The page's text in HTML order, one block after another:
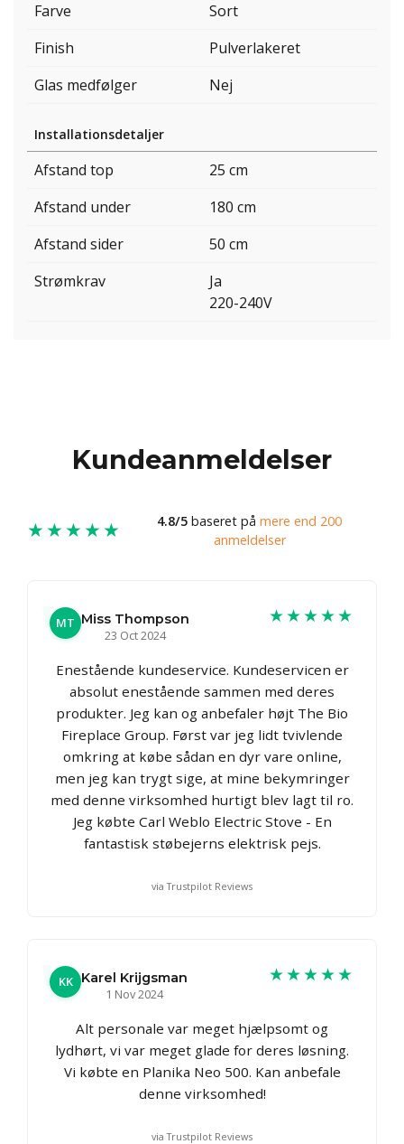
Farve
Sort
Finish
Pulverlakeret
Glas medfølger
Nej
Installationsdetaljer
Afstand top
25 cm
Afstand under
180 cm
Afstand sider
50 cm
Strømkrav
Ja
220-240V
Kundeanmeldelser
★★★★★ 4.8/5 baseret på mere end 200
anmeldelser
MT Miss Thompson
23 Oct 2024
★★★★★
Enestående kundeservice. Kundeservicen er
absolut enestående sammen med deres
produkter. Jeg kan og anbefaler højt The Bio
Fireplace Group. Først var jeg lidt tvivlende
omkring at købe sådan en dyr vare online,
men jeg kan trygt sige, at mine bekymringer
med denne virksomhed hurtigt blev lagt til ro.
Jeg købte Carl Weblo Electric Stove - En
fantastisk støbejerns elektrisk pejs.
via Trustpilot Reviews
KK Karel Krijgsman
1 Nov 2024
★★★★★
Alt personale var meget hjælpsomt og
lydhørt, vi var meget glade for deres løsning.
Vi købte en Planika Neo 500. Kan anbefale
denne virksomhed!
via Trustpilot Reviews